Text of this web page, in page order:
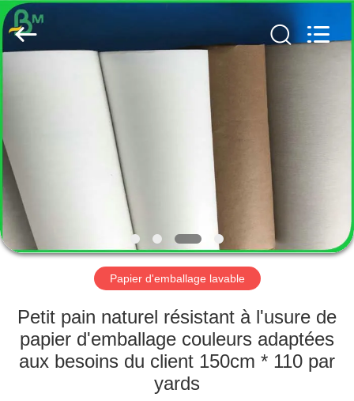
PRODUITS
AU
SUJET
DE
NOUS
VISITE
D'USINE
GUANGZHOU
BMPAPER
CO.,
LTD..
Papier d'emballage lavable
Petit pain naturel résistant à l'usure de
papier d'emballage couleurs adaptées
aux besoins du client 150cm * 110 par
yards